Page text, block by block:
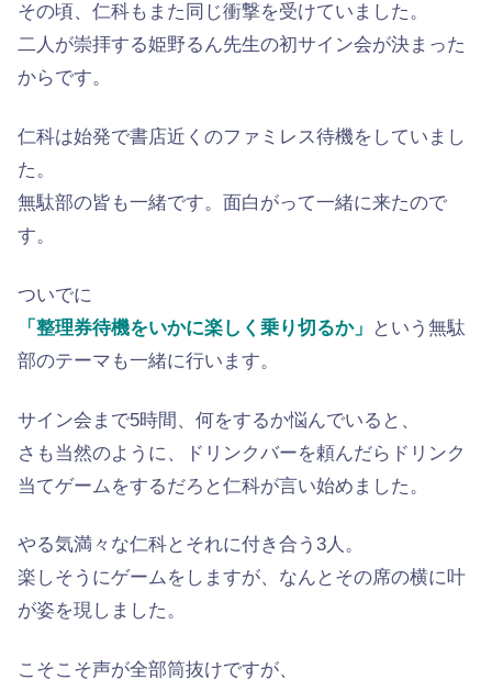
その頃、仁科もまた同じ衝撃を受けていました。
二人が崇拝する姫野るん先生の初サイン会が決まった
からです。
仁科は始発で書店近くのファミレス待機をしていまし
た。
無駄部の皆も一緒です。面白がって一緒に来たので
す。
ついでに
「整理券待機をいかに楽しく乗り切るか」
という無駄
部のテーマも一緒に行います。
サイン会まで5時間、何をするか悩んでいると、
さも当然のように、ドリンクバーを頼んだらドリンク
当てゲームをするだろと仁科が言い始めました。
やる気満々な仁科とそれに付き合う3人。
楽しそうにゲームをしますが、なんとその席の横に叶
が姿を現しました。
こそこそ声が全部筒抜けですが、